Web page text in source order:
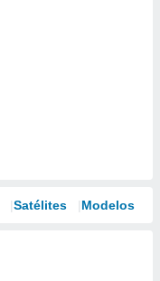
Satélites Modelos